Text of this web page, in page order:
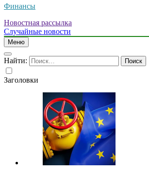
Финансы
Новостная рассылка
Случайные новости
Меню
Найти:
Заголовки